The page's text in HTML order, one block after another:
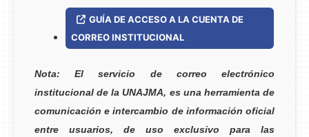
GUÍA DE ACCESO A LA CUENTA DE
CORREO INSTITUCIONAL
Nota: El servicio de correo electrónico
institucional de la UNAJMA, es una herramienta de
comunicación e intercambio de información oficial
entre usuarios, de uso exclusivo para las